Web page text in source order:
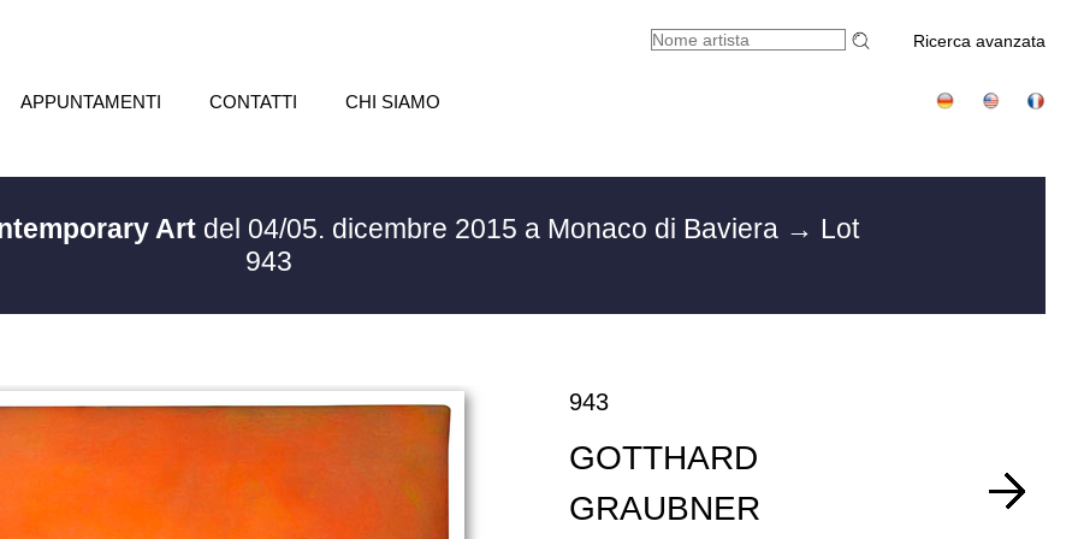
Ricerca avanzata
APPUNTAMENTI CONTATTI CHI SIAMO
Artdel 04/05. dicembre 2015 a Monaco di Baviera → Lot
943
943
GOTTHARD
GRAUBNER